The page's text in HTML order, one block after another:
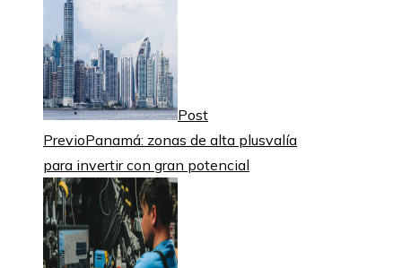
Post
PrevioPanamá: zonas de alta plusvalía
para invertir con gran potencial